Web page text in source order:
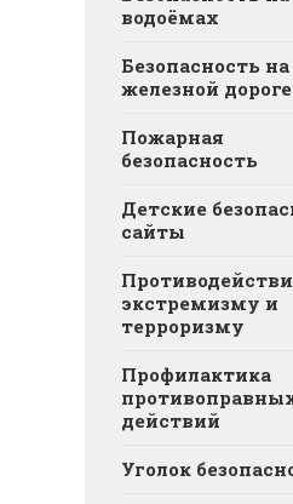
водоёмах
Безопасность на
железной дороге
Пожарная
безопасность
Детские
сайты
экстремизму и
терроризму
Профилактика
действий
Уголок